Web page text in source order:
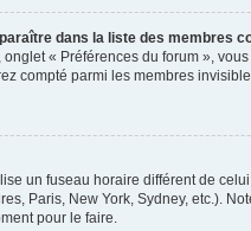
dans la liste des membres
« Préférences du forum », vous
compté parmi les membres
un fuseau horaire différent de
Paris, New York, Sydney, etc.).
pour le faire.